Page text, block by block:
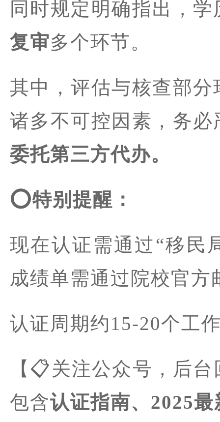
同时规定明确指出，
复审多个环节。
其中，评估与核查部
诸多不可控因素，务
委托第三方代办。
⭕️特别提醒：
现在认证需通过“移民
成绩单需通过院校官
认证周期约15-20个工
【📋关注公众号，后台
包含认证指南、2025